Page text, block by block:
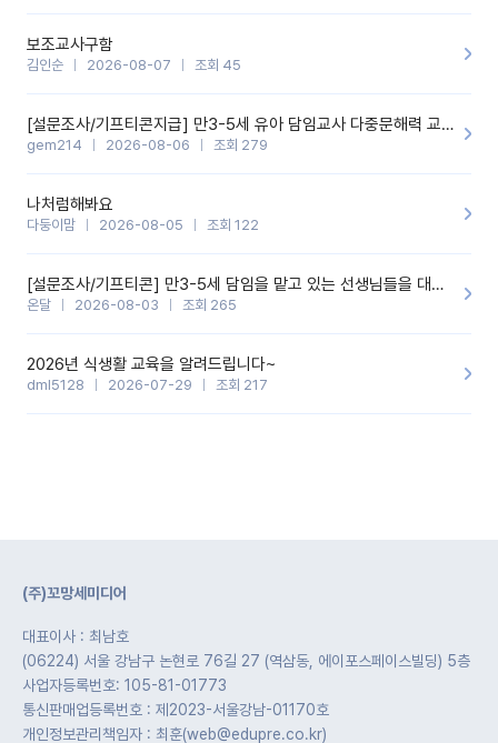
보조교사구함
김인순 2026-08-07 조회 45
[설문조사/기프티콘지급] 만3-5세 유아 담임교사 다중문해력 교육 증진을 위한 설문조사
gem214 2026-08-06 조회 279
나처럼해봐요
다둥이맘 2026-08-05 조회 122
[설문조사/기프티콘] 만3-5세 담임을 맡고 있는 선생님들을 대상으로 설문조사를 합니다!
온달 2026-08-03 조회 265
2026년 식생활 교육을 알려드립니다~
dml5128 2026-07-29 조회 217
(주)꼬망세미디어
대표이사 : 최남호
(06224) 서울 강남구 논현로 76길 27 (역삼동, 에이포스페이스빌딩) 5층
사업자등록번호: 105-81-01773
통신판매업등록번호 : 제2023-서울강남-01170호
개인정보관리책임자 : 최훈(web@edupre.co.kr)